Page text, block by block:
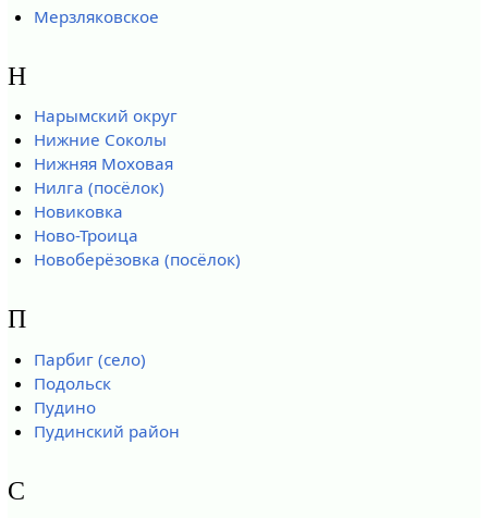
Мерзляковское
Н
Нарымский округ
Нижние Соколы
Нижняя Моховая
Нилга (посёлок)
Новиковка
Ново-Троица
Новоберёзовка (посёлок)
П
Парбиг (село)
Подольск
Пудино
Пудинский район
С